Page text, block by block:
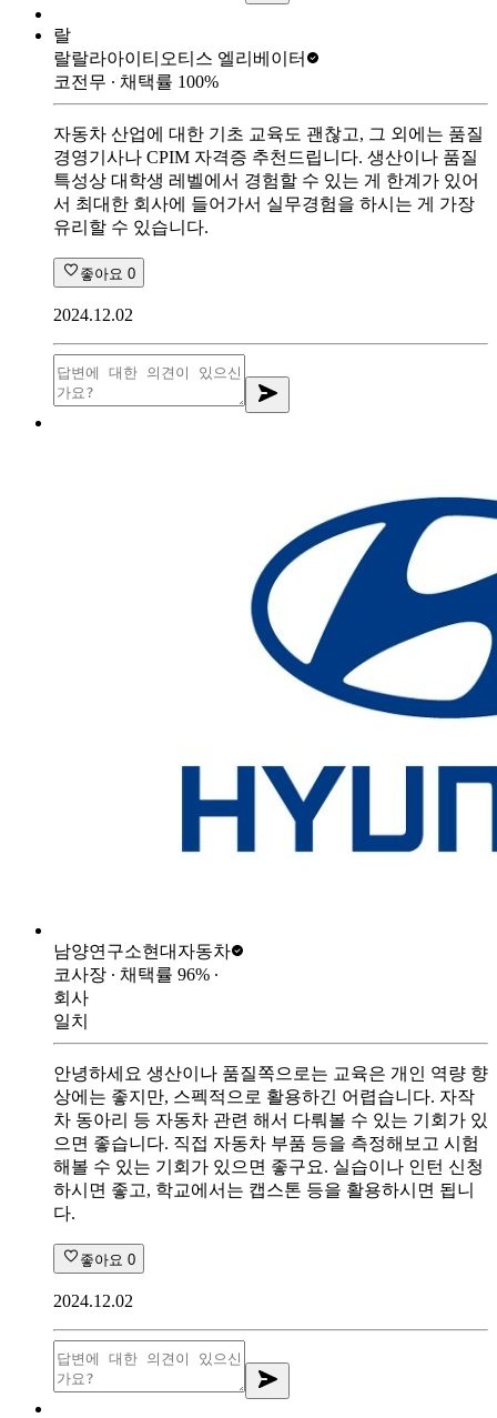
랄
랄랄라아이티 오티스 엘리베이터
코전무 ∙ 채택률 100%
자동차 산업에 대한 기초 교육도 괜찮고, 그 외에는 품질
경영기사나 CPIM 자격증 추천드립니다. 생산이나 품질
특성상 대학생 레벨에서 경험할 수 있는 게 한계가 있어
서 최대한 회사에 들어가서 실무경험을 하시는 게 가장
유리할 수 있습니다.
좋아요 0
2024.12.02
남양연구소현대자동차
코사장 ∙ 채택률 96% ∙
회사
일치
안녕하세요 생산이나 품질쪽으로는 교육은 개인 역량 향
상에는 좋지만, 스펙적으로 활용하긴 어렵습니다. 자작
차 동아리 등 자동차 관련 해서 다뤄볼 수 있는 기회가 있
으면 좋습니다. 직접 자동차 부품 등을 측정해보고 시험
해볼 수 있는 기회가 있으면 좋구요. 실습이나 인턴 신청
하시면 좋고, 학교에서는 캡스톤 등을 활용하시면 됩니
다.
좋아요 0
2024.12.02